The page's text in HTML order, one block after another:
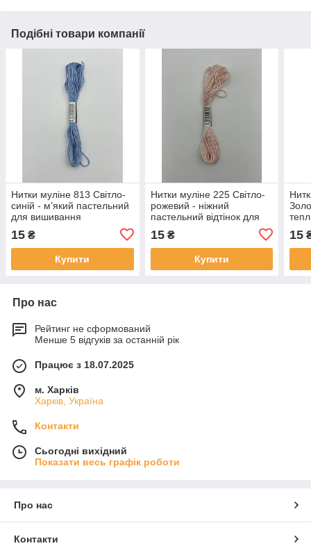
Подібні товари компанії
Нитки муліне 813 Світло-
синій - м’який пастельний
для вишивання
15 ₴
Купити
Нитки муліне 225 Світло-
рожевий - ніжний
пастельний відтінок для
15₴
Купити
15
Про нас
Рейтинг не сформований
Менше 5 відгуків за останній рік
Працює з 18.07.2025
м. Харків
Харків, Україна
Контакти
Сьогодні вихідний
Показати весь графік роботи
Про нас
Контакти